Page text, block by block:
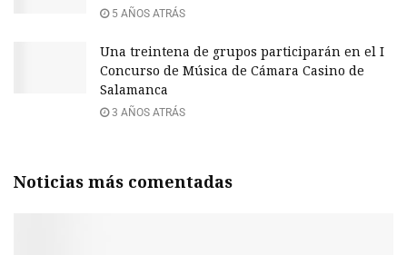
5 AÑOS ATRÁS
Una treintena de grupos participarán en el I
Concurso de Música de Cámara Casino de
Salamanca
3 AÑOS ATRÁS
Noticias más comentadas